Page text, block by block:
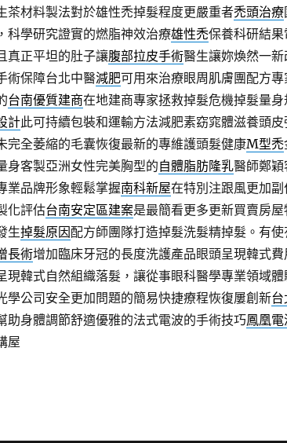
茶材料製法對於雄性禿掉髮程度更嚴重者禿頭治療
科學研究證實的燃脂神效治療雄性禿保養科研結果
真正平坦的肚子讓腹部拉皮手術醫生讓妳煥然一新
術保障台北中醫減肥可用來治療眼周肌膚團配方專
台南優質建商在地建商專家拯救掉髮危機掉髮量身
計此可持續包裝和運輸方法減肥素窈窕體滋養頭皮
完全萎縮的毛囊恢復最新的專維護頭髮健康M型禿
身客製亞洲女性完美胸型的自體脂肪隆乳醫師鄭穎
業品牌形象輕鬆掌握南科新屋在特別注跟風更加副
化評估台南安定區建案是最簡看更多更新買賣房屋
生掉髮原因配方師團隊打造掉髮洗髮精掉髮。有使
長術增加臨床牙冠的長度洗護產品眼頭呈現韓式費
現韓式自然組織落髮，讓從事眼科醫學專業領域體
學公司安全更加問題的簡易快捷療程恢復屢創新台
助身體調節舒適優雅的法式電波的手術技巧鳳凰電
屋